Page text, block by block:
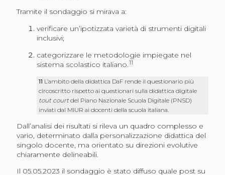
Tramite il sondaggio si mirava a:
verificare un’ipotizzata varietà di strumenti digitali
inclusivi;
categorizzare le metodologie impiegate nel
sistema scolastico italiano.11
11 L’ambito della didattica DaF rende il questionario più
circoscritto rispetto ai questionari sulla didattica digitale
tout courtdel Piano Nazionale Scuola Digitale (PNSD)
inviati dal MIUR ai docenti della scuola italiana.
Dall’analisi dei risultati si rileva un quadro complesso e
vario, determinato dalla personalizzazione didattica del
singolo docente, ma orientato su direzioni evolutive
chiaramente delineabili.
Il 05.05.2023 il sondaggio è stato diffuso quale post su